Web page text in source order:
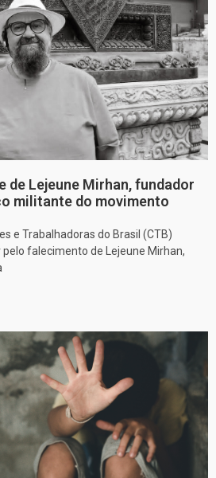
de Lejeune Mirhan, fundador
militante do movimento
e Trabalhadoras do Brasil (CTB)
falecimento de Lejeune Mirhan,